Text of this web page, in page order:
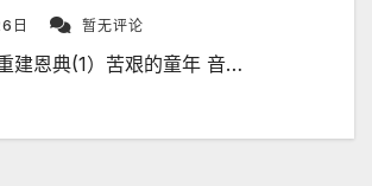
日 暂无评论
建恩典(1）苦艰的童年 音…